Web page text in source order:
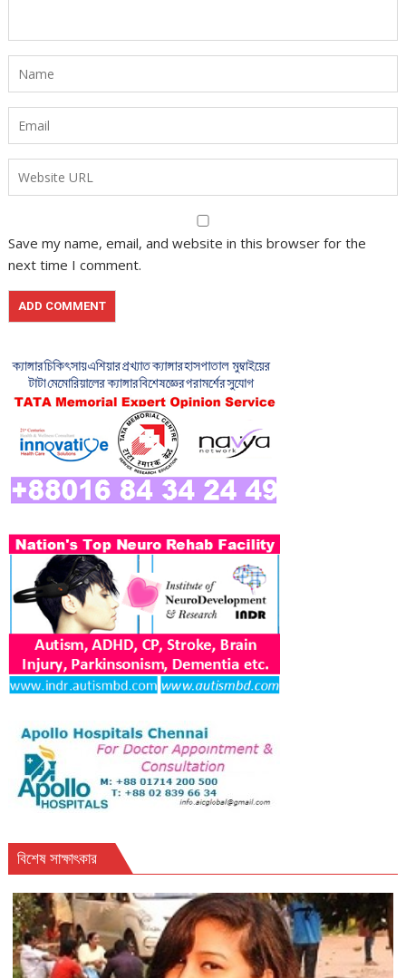
Save my name, email, and website in this browser for the
next time I comment.
বিশেষ সাক্ষাৎকার